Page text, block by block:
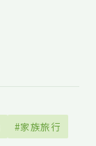
#家族旅行